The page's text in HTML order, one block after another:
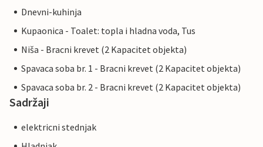
Dnevni-kuhinja
Kupaonica - Toalet: topla i hladna voda, Tus
Niša - Bracni krevet (2 Kapacitet objekta)
Spavaca soba br. 1 - Bracni krevet (2 Kapacitet objekta)
Spavaca soba br. 2 - Bracni krevet (2 Kapacitet objekta)
Sadržaji
elektricni stednjak